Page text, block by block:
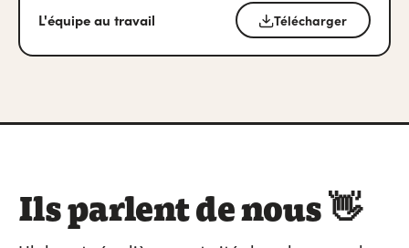
L'équipe au travail Télécharger
Ils parlent de nous 👋